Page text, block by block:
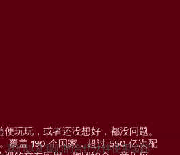
玩玩，或者还没想好，都没问题。
覆盖 190 个国家，超过 550 亿次配
我们以及我们的合作伙伴使用追踪